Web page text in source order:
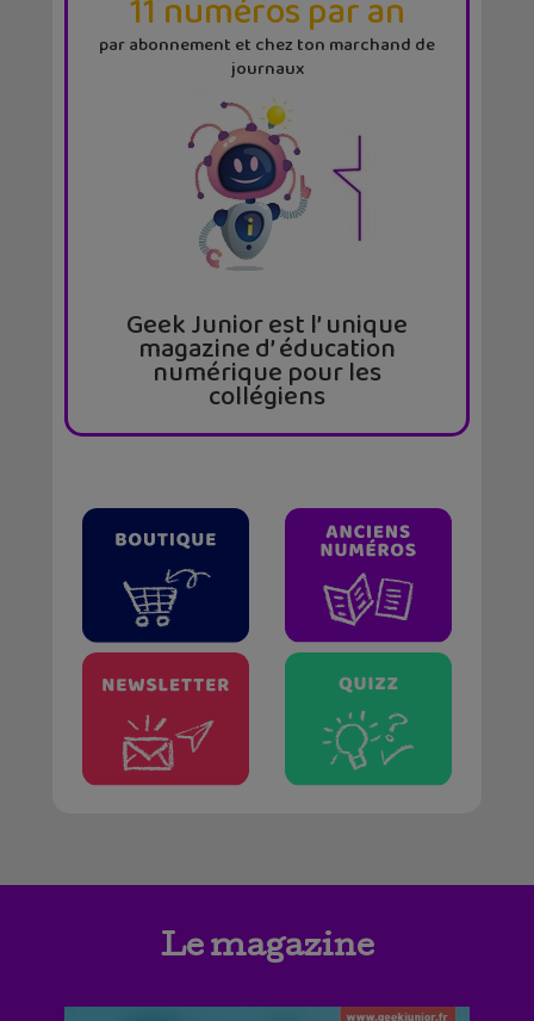
11 numéros par an
par abonnement et chez ton marchand de
journaux
Geek Junior est l’ unique
magazine d’ éducation
numérique pour les
collégiens
Le magazine